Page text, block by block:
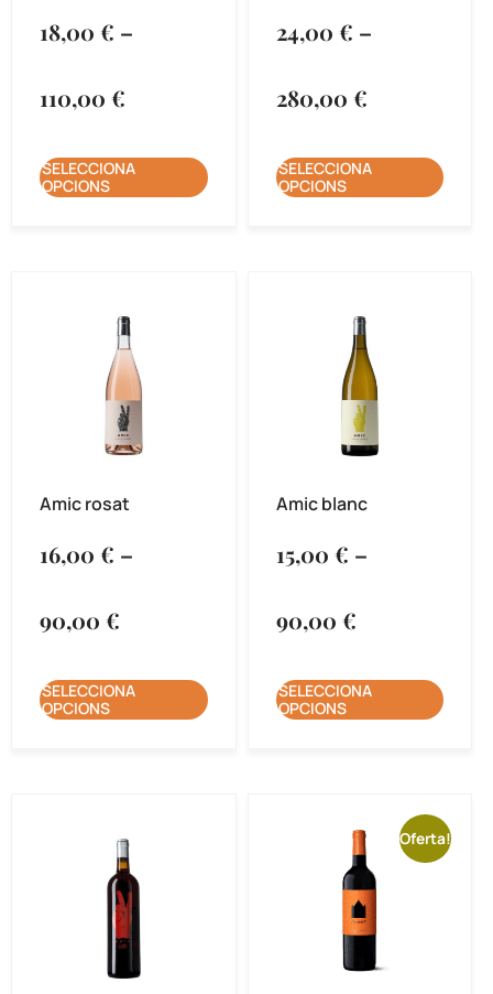
18,00 € –
110,00 €
SELECCIONA
OPCIONS
24,00 € –
280,00 €
SELECCIONA
OPCIONS
Amic rosat
16,00 € –
90,00 €
SELECCIONA
OPCIONS
Amic blanc
15,00 € –
90,00 €
SELECCIONA
OPCIONS
Oferta!